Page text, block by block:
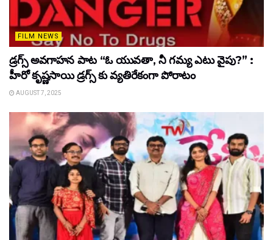
FILM NEWS
డ్రగ్స్ అవగాహన పాట “ఓ యువతా, నీ గమ్య ఎటు వైపు?” :
హీరో కృష్ణసాయి డ్రగ్స్ కు వ్యతిరేకంగా పోరాటం
AUGUST 7, 2025